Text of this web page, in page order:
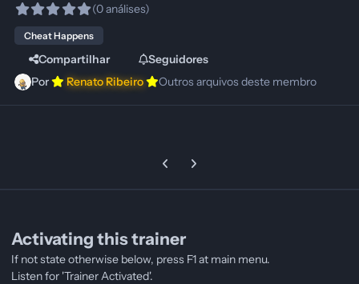
(0 análises)
Cheat Happens
Compartilhar
Seguidores
Por
Renato Ribeiro Outros arquivos deste membro
Previous carousel slide
Next carousel slide
Activating this trainer
If not state otherwise below, press F1 at main menu.
Listen for 'Trainer Activated'.